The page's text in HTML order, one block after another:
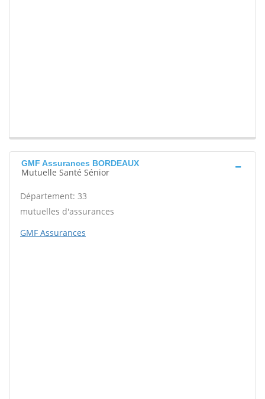
GMF Assurances BORDEAUX
Mutuelle Santé Sénior
Département: 33
mutuelles d'assurances
GMF Assurances